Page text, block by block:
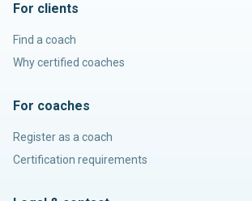
For clients
Find a coach
Why certified coaches
For coaches
Register as a coach
Certification requirements